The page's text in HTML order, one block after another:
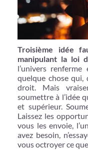
Troisième idée
manipulant la loi
l’univers
quelque chose
droit. Mais
soumettre à l’idée
et supérieur.
Laissez les
vous les envoie,
avez besoin,
vous octroyer ce